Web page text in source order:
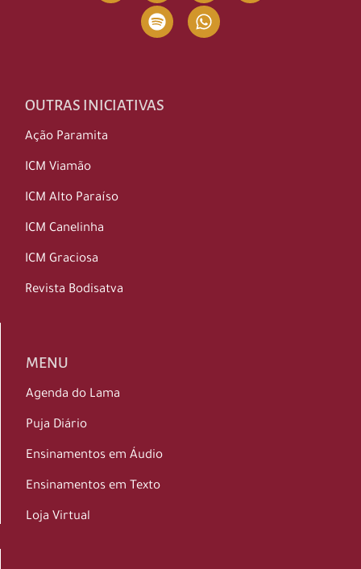
OUTRAS INICIATIVAS
Ação Paramita
ICM Viamão
ICM Alto Paraíso
ICM Canelinha
ICM Graciosa
Revista Bodisatva
MENU
Agenda do Lama
Puja Diário
Ensinamentos em Áudio
Ensinamentos em Texto
Loja Virtual